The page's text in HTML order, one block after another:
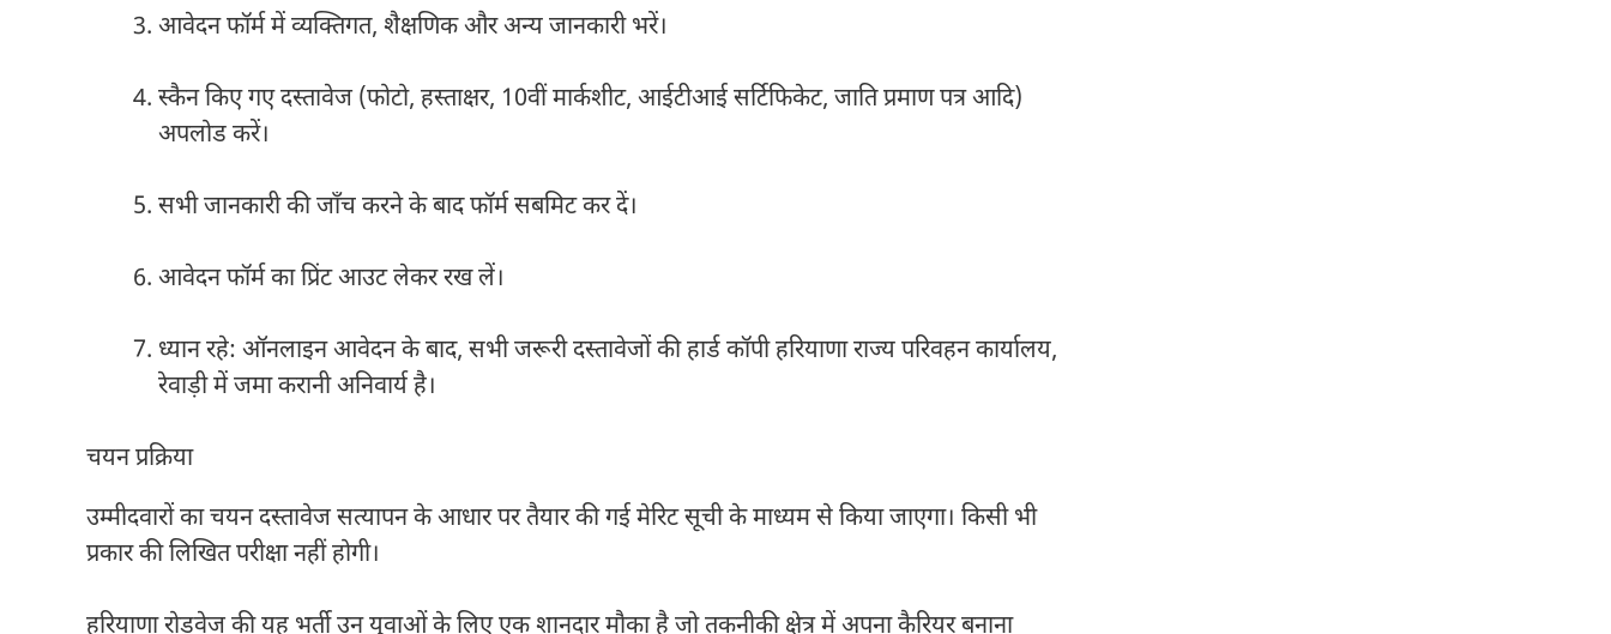
आवेदन फॉर्म में व्यक्तिगत, शैक्षणिक और अन्य जानकारी भरें।
स्कैन किए गए दस्तावेज (फोटो, हस्ताक्षर, 10वीं मार्कशीट, आईटीआई सर्टिफिकेट, जाति प्रमाण पत्र आदि)
अपलोड करें।
सभी जानकारी की जाँच करने के बाद फॉर्म सबमिट कर दें।
आवेदन फॉर्म का प्रिंट आउट लेकर रख लें।
ध्यान रहे: ऑनलाइन आवेदन के बाद, सभी जरूरी दस्तावेजों की हार्ड कॉपी हरियाणा राज्य परिवहन कार्यालय,
रेवाड़ी में जमा करानी अनिवार्य है।
चयन प्रक्रिया
उम्मीदवारों का चयन दस्तावेज सत्यापन के आधार पर तैयार की गई मेरिट सूची के माध्यम से किया जाएगा। किसी भी
प्रकार की लिखित परीक्षा नहीं होगी।
हरियाणा रोडवेज की यह भर्ती उन युवाओं के लिए एक शानदार मौका है जो तकनीकी क्षेत्र में अपना कैरियर बनाना